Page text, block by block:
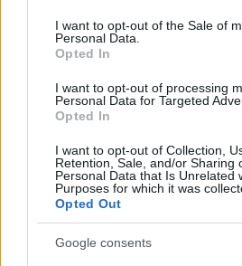
consent section.
I want to opt-out of the Sale of
Personal Data.
Opted In
I want to opt-out of processing
Personal Data for Targeted
Opted In
I want to opt-out of Collection,
Retention, Sale, and/or Sharing
Personal Data that Is Unrelated
Purposes for which it was
Opted Out
Google consents
Brentolie daalt naar 88.9 dollar: een
grondstoffenprijzen
NEWS